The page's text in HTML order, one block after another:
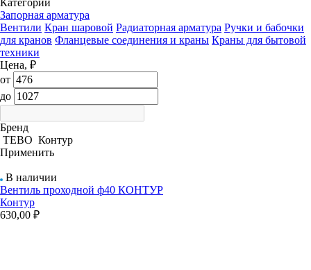
Запорная арматура
Вентили Кран шаровой Радиаторная арматура Ручки и бабочки
для кранов Фланцевые соединения и краны Краны для бытовой
техники
Цена, ₽
от
до
Бренд
TEBO Контур
Применить
В наличии
Вентиль проходной ф40 КОНТУР
Контур
630,00 ₽